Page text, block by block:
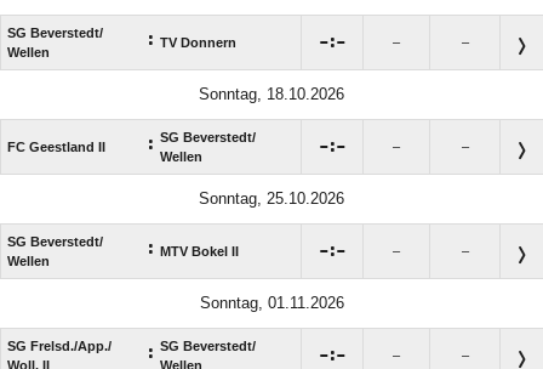
SG Beverstedt/​
Wellen
: TV Donnern : – –
Sonntag, 18.10.2026
FC Geestland II : SG Beverstedt/​
Wellen
: – –
Sonntag, 25.10.2026
SG Beverstedt/​
Wellen
: MTV Bokel II : – –
Sonntag, 01.11.2026
SG Frelsd./​App./​
Woll. II
: SG Beverstedt/​
Wellen
: – –